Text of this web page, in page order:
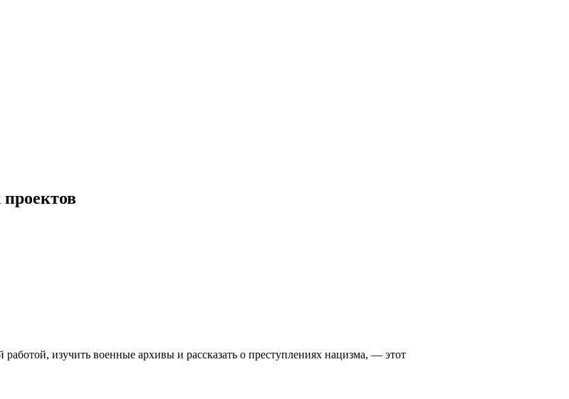
проектов
работой, изучить военные архивы и рассказать о преступлениях нацизма, — этот